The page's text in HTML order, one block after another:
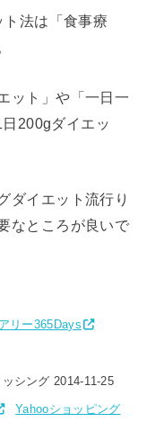
法は「食事療
ット」や「一日一
200gダイエッ
ダイエット流行り
なところが良いで
リー365Days
シング 2014-11-25
Yahooショッピング